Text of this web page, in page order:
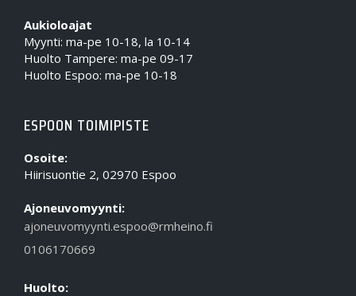
Aukioloajat
Myynti: ma-pe 10-18, la 10-14
Huolto Tampere: ma-pe 09-17
Huolto Espoo: ma-pe 10-18
ESPOON TOIMIPISTE
Osoite:
Hiirisuontie 2, 02970 Espoo
Ajoneuvomyynti:
ajoneuvomyynti.espoo@rmheino.fi
0106170669
Huolto: